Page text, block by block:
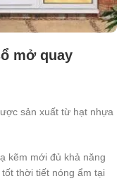
mở quay
sản xuất từ hạt nhựa
kẽm mới đủ khả năng
thời tiết nóng ẩm tại